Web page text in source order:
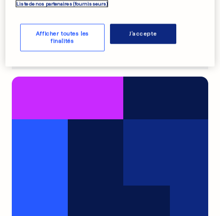
Liste de nos partenaires (fournisseurs)
Afficher toutes les
finalités
J'accepte